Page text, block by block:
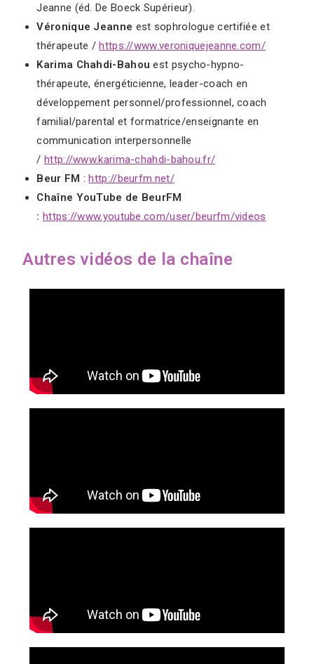
Jeanne (éd. De Boeck Supérieur).
Véronique Jeanne est sophrologue certifiée et
thérapeute /https://www.veroniquejeanne.com/
Karima Chahdi-Bahou est psycho-hypno-
thérapeute, énergéticienne, leader-coach en
développement personnel/professionnel, coach
familial/parental et formatrice/enseignante en
communication interpersonnelle
/http://www.karima-chahdi-bahou.fr/
Beur FM :http://beurfm.net/
Chaîne YouTube de BeurFM
: https://www.youtube.com/user/beurfm/videos
Autres vidéos de la chaîne